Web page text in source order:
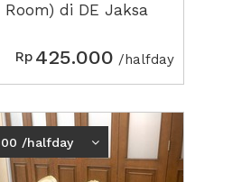
di DE Jaksa
Rp 425.000 /halfday
Next2
/halfday